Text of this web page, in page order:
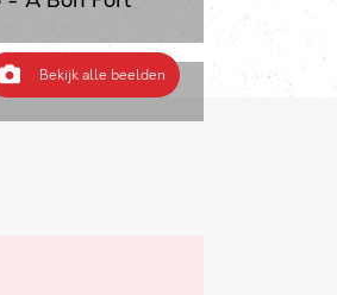
Bekijk alle beelden